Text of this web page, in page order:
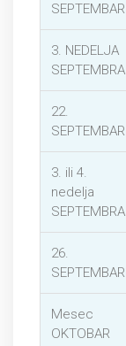
SEPTEMBAR
3. NEDELJA
SEPTEMBRA
22.
SEPTEMBAR
3. ili 4.
nedelja
SEPTEMBRA
26.
SEPTEMBAR
Mesec
OKTOBAR